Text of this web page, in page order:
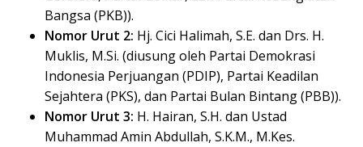
Bangsa (PKB)).
Nomor Urut 2: Hj. Cici Halimah, S.E. dan Drs. H.
Muklis, M.Si. (diusung oleh Partai Demokrasi
Indonesia Perjuangan (PDIP), Partai Keadilan
Sejahtera (PKS), dan Partai Bulan Bintang (PBB)).
Nomor Urut 3: H. Hairan, S.H. dan Ustad
Muhammad Amin Abdullah, S.K.M., M.Kes.